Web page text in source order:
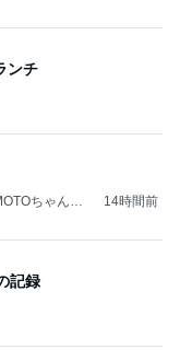
ちゃんと
録
香さん着用のウィル
スリーブカーディガ